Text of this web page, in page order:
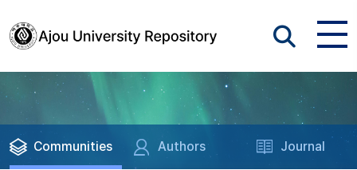
Communities Authors Journal